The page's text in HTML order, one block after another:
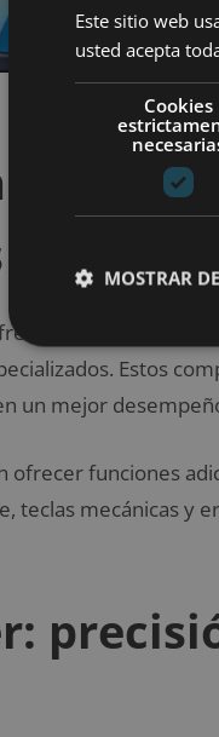
potencia y
Estos
un mejor
ofrecer funciones
teclas mecánicas y
Este sitio web
usted acepta
Cookies
MOSTRAR